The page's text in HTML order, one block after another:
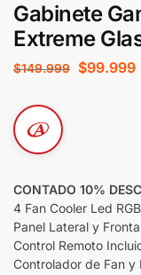
Gabinete
Extreme
$149.999 $99.999
CONTADO 10%
4 Fan Cooler Led
Panel Lateral y
Control Remoto
Controlador de Fan y